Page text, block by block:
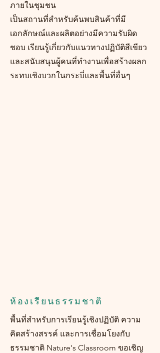
ภายในชุมชน
เป็นสถานที่สำหรับค้นพบสินค้าที่มี
เอกลักษณ์และผลิตอย่างมีความรับผิด
ชอบ เรียนรู้เกี่ยวกับแนวทางปฏิบัติสีเขียว
และสนับสนุนผู้คนที่ทำงานเพื่อสร้างผลก
ระทบเชิงบวกในกระบี่และพื้นที่อื่นๆ
ห้องเรียนธรรมชาติ
พื้นที่สำหรับการเรียนรู้เชิงปฏิบัติ ความ
คิดสร้างสรรค์ และการเชื่อมโยงกับ
ธรรมชาติ Nature's Classroom ขอเชิญ